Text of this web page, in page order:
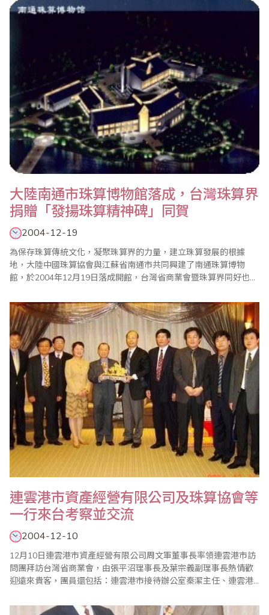
會、美國總會、印度總會、香港總會等會員單位組團參加，共計236
大陸南通市珠算博物館落成，台灣珠算界
捐贈「發揚珠算精神碑」同賀
2004-12-19
為保存珠算傳統文化，凝聚珠算界的力量，建立珠算發展的根據
地，大陸中國珠算協會與江蘇省南通市共同興建了南通珠算博物
館，於2004年12月19日落成開館，台灣省商業會暨珠算界同好也於
源遠流長的計算技藝，當社會型態逐漸發展後，商業交易行為也一
步步的擴展，計數計算的需求也逐漸進入人類的生活，珠算以其操
作簡單、體積小巧、方便實用、運算豐富的優勢，在各..
連雲港市資產經營有限公司及珠算協會等
一行來台考察並交流
2004-12-10
12月10日連雲港市資產經營有限公司周文軍董事長率領連雲港市訪
問團拜訪台灣省商業會，由張平沼理事長及葉宗義副理事長熱情歡
迎遠來貴客，團員還包括：連雲港市接待辦公室秦潔主任、連雲港
亞華副局長、連雲港海通集團有限責任公司倪愛傳總經理、連雲港